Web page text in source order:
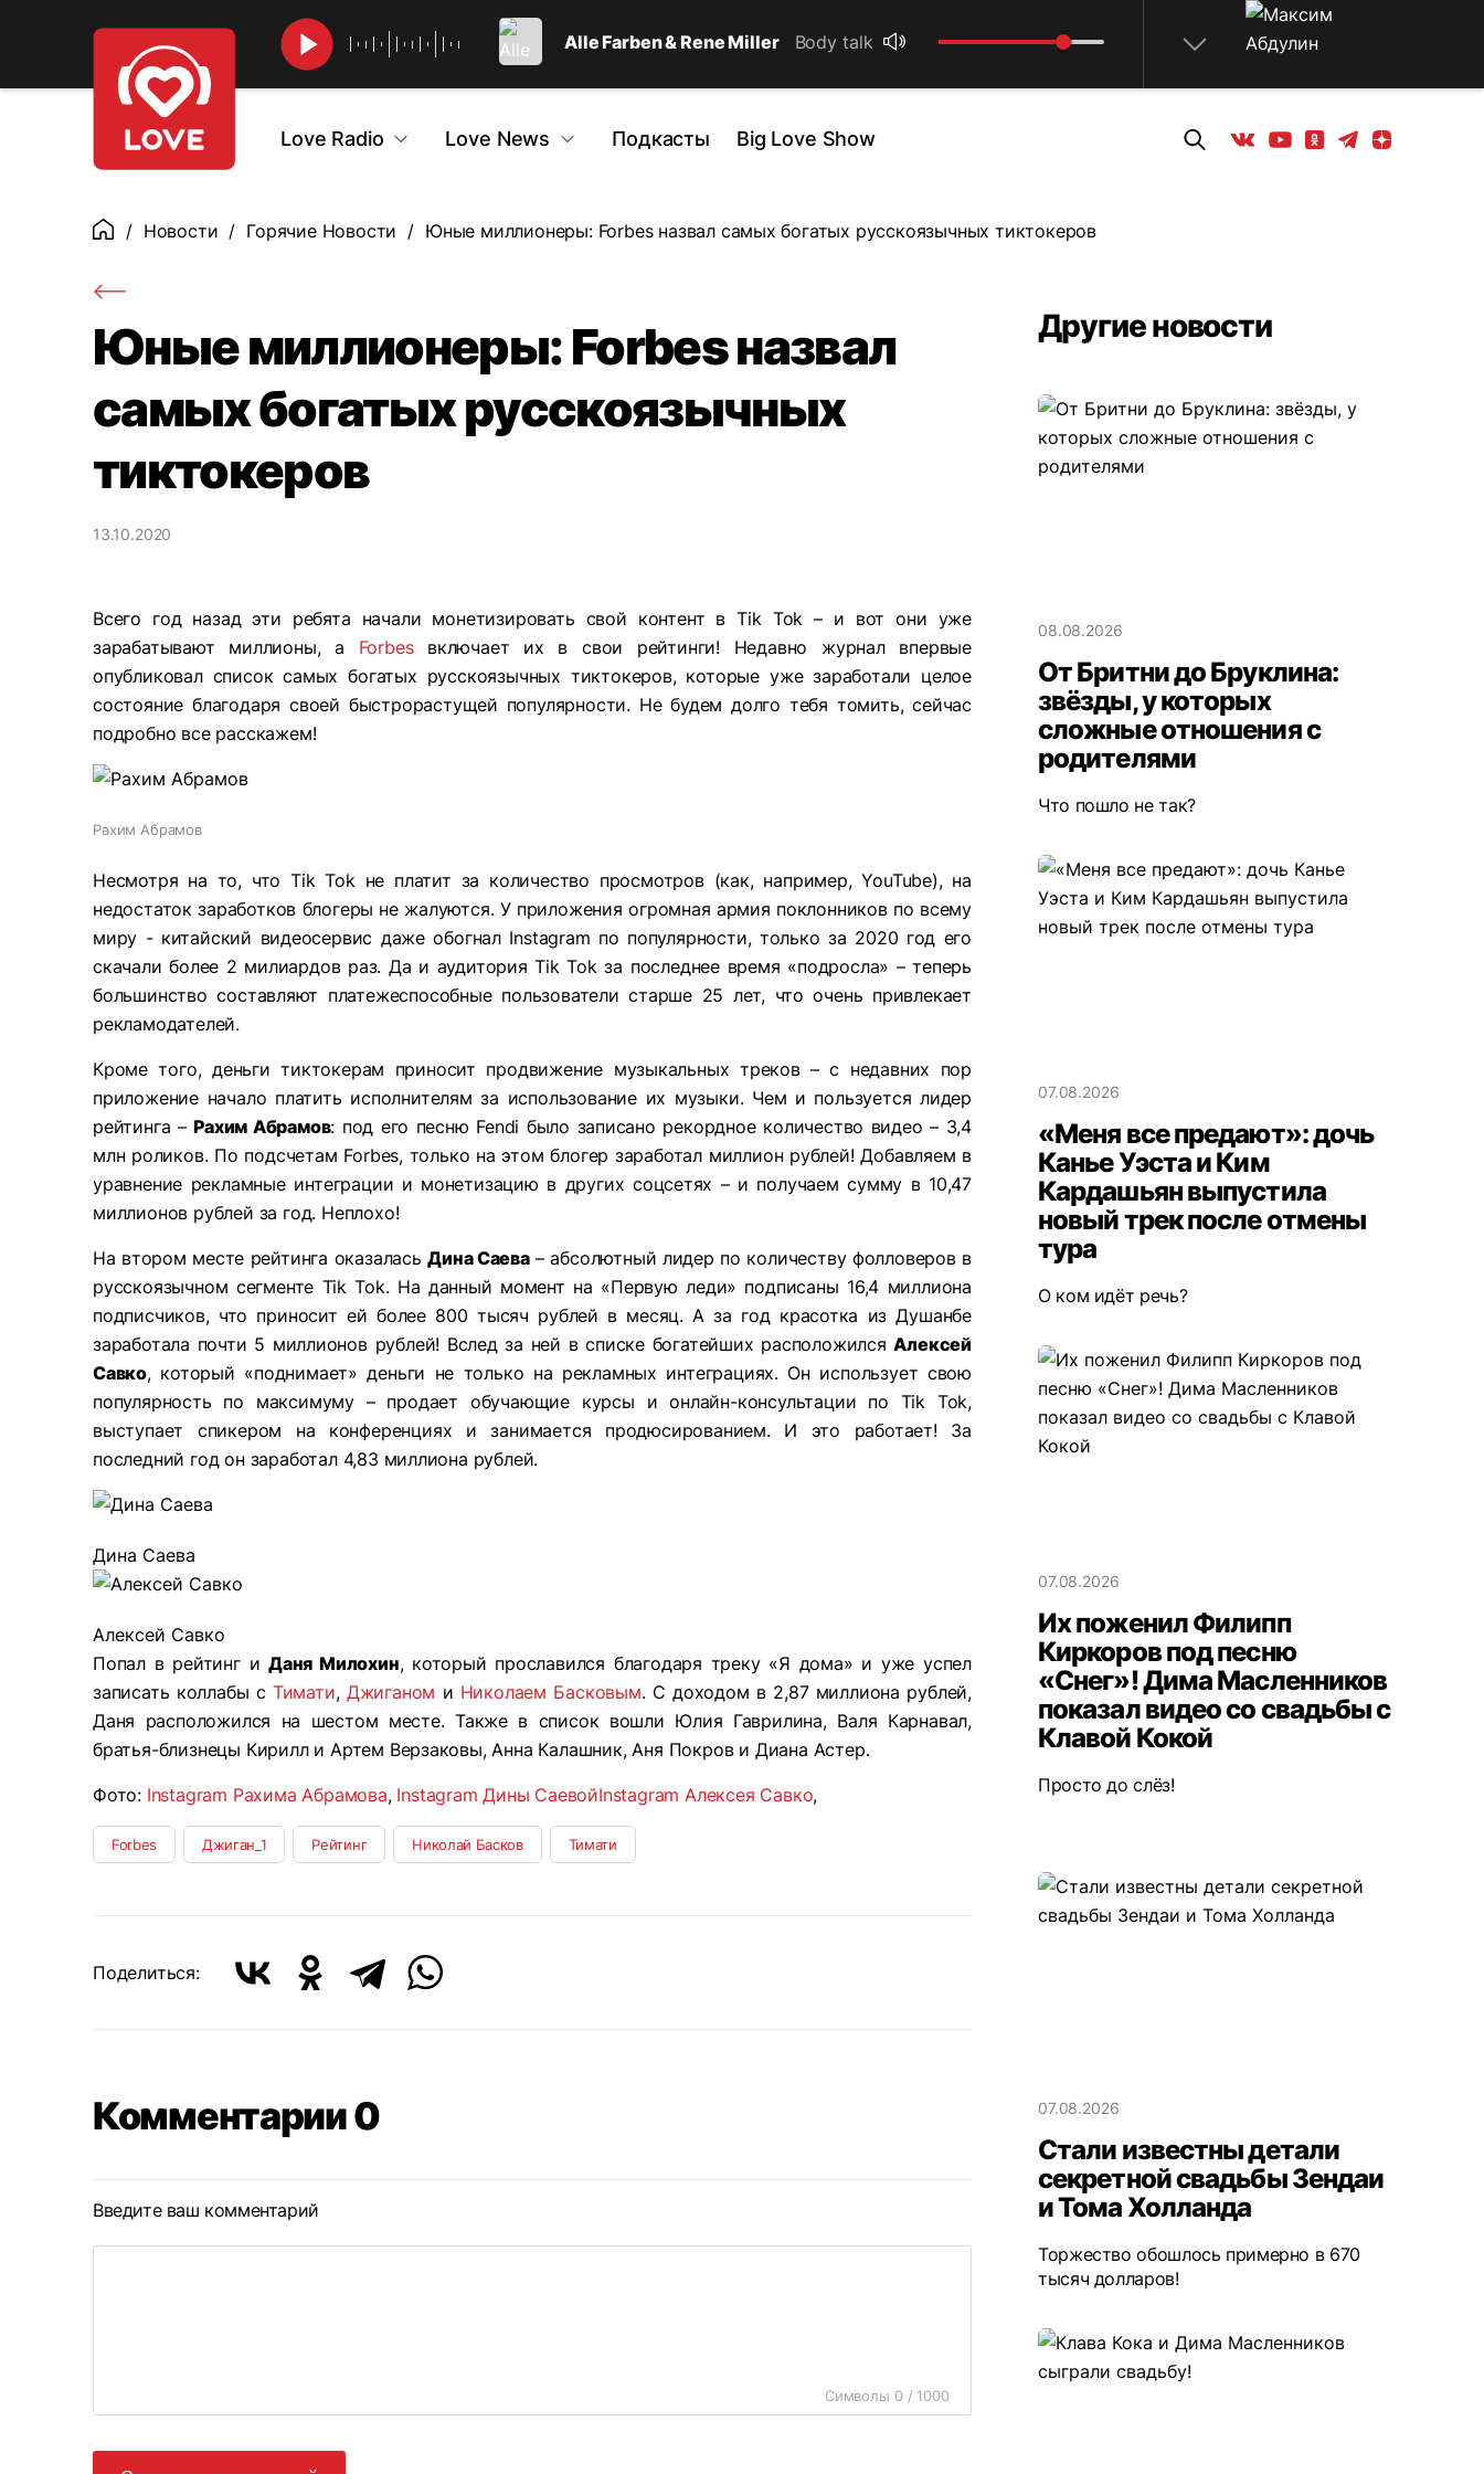
Alle Farben & Rene Miller Body talk
Love Radio Love News Подкасты Big Love Show Вконтакте
YoutubeОдноклассники
ТелеграмЯндекс дзен
ГлавнаяНовости Горячие Новости Юные миллионеры: Forbes назвал самых богатых русскоязычных тиктокеров
Юные миллионеры: Forbes назвал
самых богатых русскоязычных
тиктокеров
13.10.2020
Всего год назад эти ребята начали монетизировать свой контент в Tik Tok – и вот они уже
зарабатывают миллионы, а Forbesвключает их в свои рейтинги! Недавно журнал впервые
опубликовал список самых богатых русскоязычных тиктокеров, которые уже заработали целое
состояние благодаря своей быстрорастущей популярности. Не будем долго тебя томить, сейчас
подробно все расскажем!
Рахим Абрамов
Несмотря на то, что Tik Tok не платит за количество просмотров (как, например, YouTube), на
недостаток заработков блогеры не жалуются. У приложения огромная армия поклонников по всему
миру - китайский видеосервис даже обогнал Instagram по популярности, только за 2020 год его
скачали более 2 милиардов раз. Да и аудитория Tik Tok за последнее время «подросла» – теперь
большинство составляют платежеспособные пользователи старше 25 лет, что очень привлекает
рекламодателей.
Кроме того, деньги тиктокерам приносит продвижение музыкальных треков – с недавних пор
приложение начало платить исполнителям за использование их музыки. Чем и пользуется лидер
рейтинга –Рахим Абрамов: под его песню Fendi было записано рекордное количество видео – 3,4
млн роликов. По подсчетам Forbes, только на этом блогер заработал миллион рублей! Добавляем в
уравнение рекламные интеграции и монетизацию в других соцсетях – и получаем сумму в 10,47
миллионов рублей за год. Неплохо!
На втором месте рейтинга оказаласьДина Саева– абсолютный лидер по количеству фолловеров в
русскоязычном сегменте Tik Tok. На данный момент на «Первую леди» подписаны 16,4 миллиона
подписчиков, что приносит ей более 800 тысяч рублей в месяц. А за год красотка из Душанбе
заработала почти 5 миллионов рублей! Вслед за ней в списке богатейших расположилсяАлексей
Савко, который «поднимает» деньги не только на рекламных интеграциях. Он использует свою
популярность по максимуму – продает обучающие курсы и онлайн-консультации по Tik Tok,
выступает спикером на конференциях и занимается продюсированием. И это работает! За
последний год он заработал 4,83 миллиона рублей.
Дина Саева
Алексей Савко
Попал в рейтинг иДаня Милохин, который прославился благодаря треку «Я дома» и уже успел
записать коллабы с Тимати, Джиганом и Николаем Басковым. С доходом в 2,87 миллиона рублей,
Даня расположился на шестом месте. Также в список вошли Юлия Гаврилина, Валя Карнавал,
братья-близнецы Кирилл и Артем Верзаковы, Анна Калашник, Аня Покров и Диана Астер.
Фото: Instagram Рахима Абрамова, Instagram Дины СаевойInstagram Алексея Савко,
Forbes Джиган_1 Рейтинг Николай Басков Тимати
Поделиться:
Комментарии 0
Введите ваш комментарий
Символы 0 / 1000
Другие новости
08.08.2026
От Бритни до Бруклина:
звёзды, у которых
сложные отношения с
родителями
Что пошло не так?
07.08.2026
«Меня все предают»: дочь
Канье Уэста и Ким
Кардашьян выпустила
новый трек после отмены
тура
О ком идёт речь?
07.08.2026
Их поженил Филипп
Киркоров под песню
«Снег»! Дима Масленников
показал видео со свадьбы с
Клавой Кокой
Просто до слёз!
07.08.2026
Стали известны детали
секретной свадьбы Зендаи
и Тома Холланда
Торжество обошлось примерно в 670
тысяч долларов!